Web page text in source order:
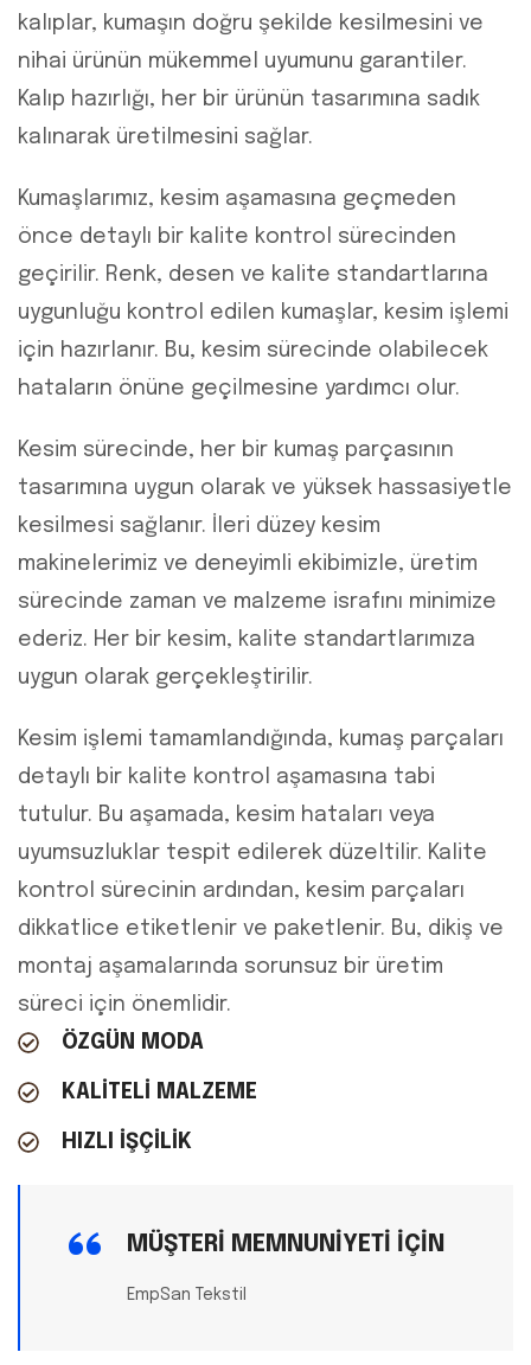
kalıplar, kumaşın doğru şekilde kesilmesini ve
nihai ürünün mükemmel uyumunu garantiler.
Kalıp hazırlığı, her bir ürünün tasarımına sadık
kalınarak üretilmesini sağlar.
Kumaşlarımız, kesim aşamasına geçmeden
önce detaylı bir kalite kontrol sürecinden
geçirilir. Renk, desen ve kalite standartlarına
uygunluğu kontrol edilen kumaşlar, kesim işlemi
için hazırlanır. Bu, kesim sürecinde olabilecek
hataların önüne geçilmesine yardımcı olur.
Kesim sürecinde, her bir kumaş parçasının
tasarımına uygun olarak ve yüksek hassasiyetle
kesilmesi sağlanır. İleri düzey kesim
makinelerimiz ve deneyimli ekibimizle, üretim
sürecinde zaman ve malzeme israfını minimize
ederiz. Her bir kesim, kalite standartlarımıza
uygun olarak gerçekleştirilir.
Kesim işlemi tamamlandığında, kumaş parçaları
detaylı bir kalite kontrol aşamasına tabi
tutulur. Bu aşamada, kesim hataları veya
uyumsuzluklar tespit edilerek düzeltilir. Kalite
kontrol sürecinin ardından, kesim parçaları
dikkatlice etiketlenir ve paketlenir. Bu, dikiş ve
montaj aşamalarında sorunsuz bir üretim
süreci için önemlidir.
ÖZGÜN MODA
KALİTELİ MALZEME
HIZLI İŞÇİLİK
MÜŞTERI MEMNUNIYETI İÇIN
EmpSan Tekstil